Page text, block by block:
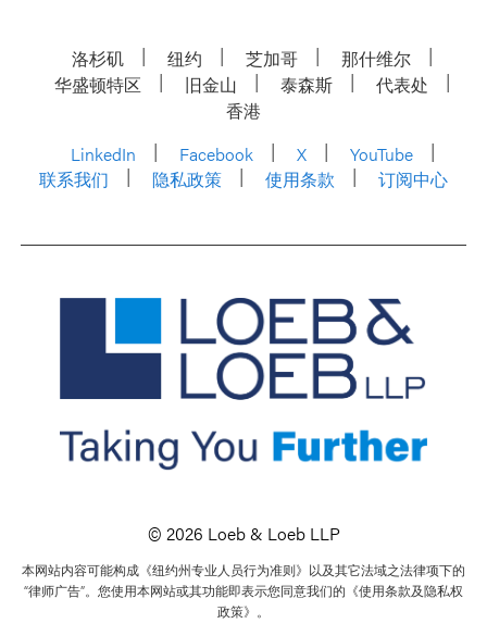
洛杉矶 纽约 芝加哥
那什维尔
华盛顿特区
旧金山 泰森斯
代表处
香港
LinkedIn
Facebook X
YouTube
联系我们
隐私政策 使用条款 订阅中心
© 2026 Loeb & Loeb LLP
本网站内容可能构成《纽约州专业人员行为准则》以及其它法域之法律项下的
“律师广告”。您使用本网站或其功能即表示您同意我们的《使用条款及隐私权
政策》。